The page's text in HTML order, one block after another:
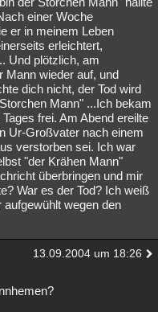
Neue Geschlossen
einer Woche
er in meinem Leben
erleichtert,
Und plötzlich, am
Mann wieder auf, und
dich nicht, der Tod wird
Mann" ...Ich bekam
frei. Am Abend ereilte
Ur-Großvater nach einem
verstorben sei. Ich war
"der Krähen Mann"
überbringen und mir
War es der Tod? Ich weiß
wegen den
13.09.2004 um 18:26